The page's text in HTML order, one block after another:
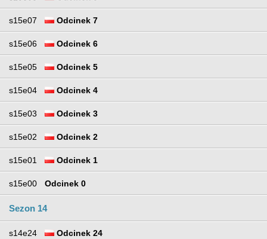
s15e07 Odcinek 7
s15e06 Odcinek 6
s15e05 Odcinek 5
s15e04 Odcinek 4
s15e03 Odcinek 3
s15e02 Odcinek 2
s15e01 Odcinek 1
s15e00 Odcinek 0
Sezon 14
s14e24 Odcinek 24